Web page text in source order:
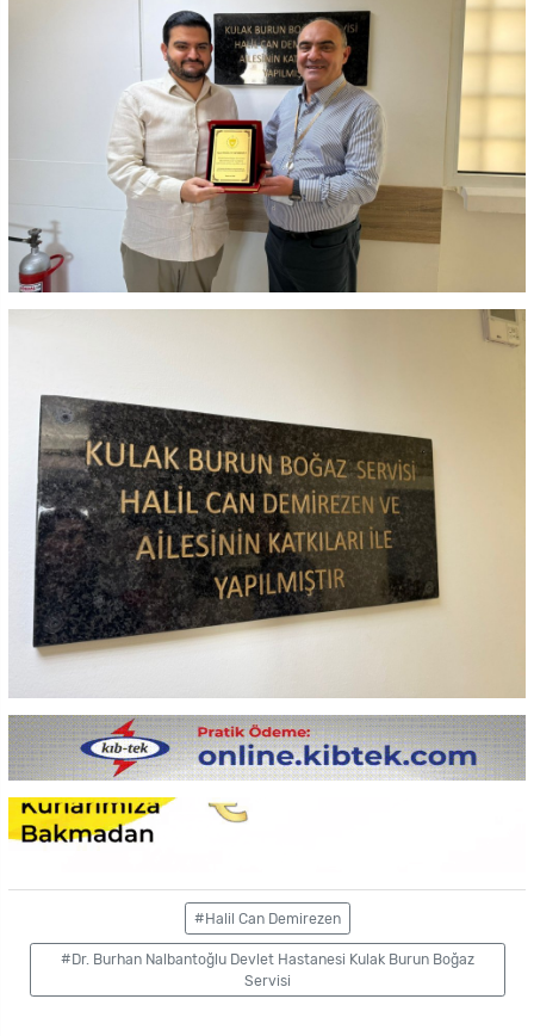
#Halil Can Demirezen
#Dr. Burhan Nalbantoğlu Devlet Hastanesi Kulak Burun Boğaz
Servisi